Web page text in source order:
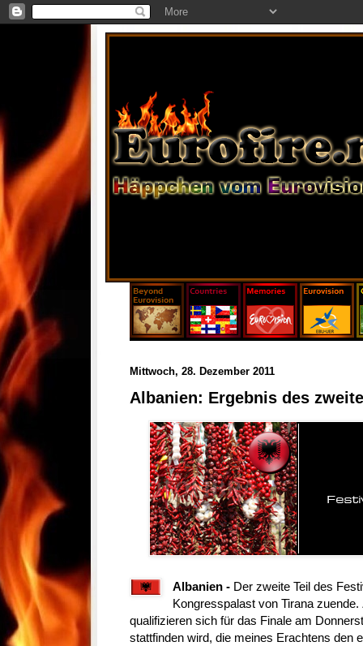
Mittwoch, 28. Dezember 2011
Albanien: Ergebnis des
Albanien - Der zweite Teil des
Kongresspalast von Tirana
qualifizieren sich für das Finale am
stattfinden wird, die meines Erachtens den